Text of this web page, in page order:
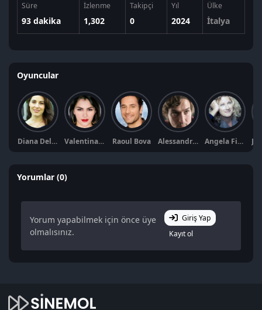
Süre
93 dakika
İzlenme
1,302
Takipçi
0
Yıl
2024
Ülke
İtalya
Oyuncular
Diana Del Bufalo Valentina Nappi Raoul Bova Alessandro Tiberi Angela Finocchiaro
Yorumlar (0)
Yorum yapabilmek için önce üye
olmalısınız.
Giriş Yap
Kayıt ol